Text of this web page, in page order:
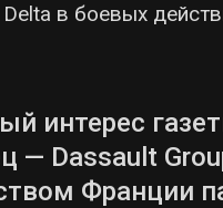
в боевых
интерес
— Dassault
Франции